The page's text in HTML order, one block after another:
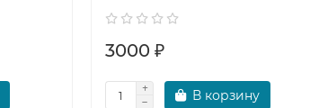
3000 ₽
В корзину